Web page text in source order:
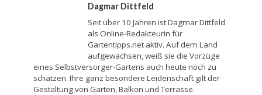
Dagmar Dittfeld
Seit über 10 Jahren ist Dagmar Dittfeld
als Online-Redakteurin für
Gartentipps.net aktiv. Auf dem Land
aufgewachsen, weiß sie die Vorzüge
eines Selbstversorger-Gartens auch heute noch zu
schätzen. Ihre ganz besondere Leidenschaft gilt der
Gestaltung von Garten, Balkon und Terrasse.